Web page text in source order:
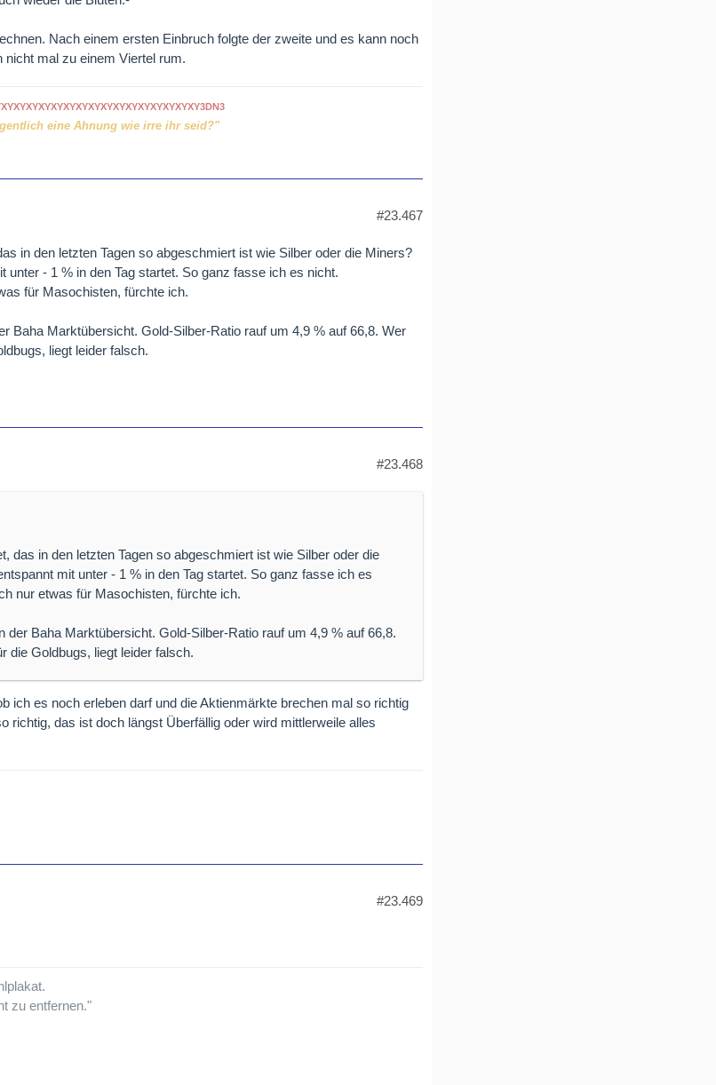
Nach einem ersten Einbruch folgte der zweite und es kann noch
nicht mal zu einem Viertel rum.
eine Ahnung wie irre ihr seid?"
#23.467
in den letzten Tagen so abgeschmiert ist wie Silber oder die Miners?
unter - 1 % in den Tag startet. So ganz fasse ich es nicht.
für Masochisten, fürchte ich.
Baha Marktübersicht. Gold-Silber-Ratio rauf um 4,9 % auf 66,8. Wer
liegt leider falsch.
#23.468
das in den letzten Tagen so abgeschmiert ist wie Silber oder die
mit unter - 1 % in den Tag startet. So ganz fasse ich es
nur etwas für Masochisten, fürchte ich.
der Baha Marktübersicht. Gold-Silber-Ratio rauf um 4,9 % auf 66,8.
die Goldbugs, liegt leider falsch.
ich es noch erleben darf und die Aktienmärkte brechen mal so richtig
richtig, das ist doch längst Überfällig oder wird mittlerweile alles
#23.469
zu entfernen."